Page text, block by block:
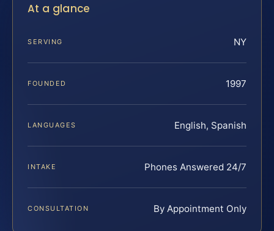
At a glance
SERVING NY
FOUNDED 1997
LANGUAGES English, Spanish
INTAKE Phones Answered 24/7
CONSULTATION By Appointment Only